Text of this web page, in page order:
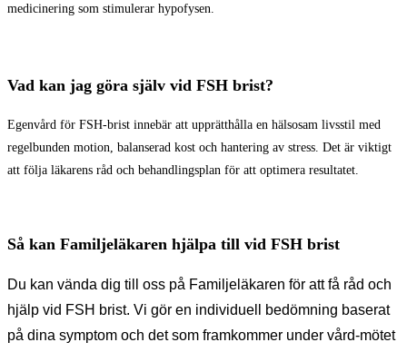
medicinering som stimulerar hypofysen.
Vad kan jag göra själv vid FSH brist?
Egenvård för FSH-brist innebär att upprätthålla en hälsosam livsstil med
regelbunden motion, balanserad kost och hantering av stress. Det är viktigt
att följa läkarens råd och behandlingsplan för att optimera resultatet.
Så kan Familjeläkaren hjälpa till vid FSH brist
Du kan vända dig till oss på Familjeläkaren för att få råd och
hjälp vid FSH brist. Vi gör en individuell bedömning baserat
på dina symptom och det som framkommer under vård-mötet